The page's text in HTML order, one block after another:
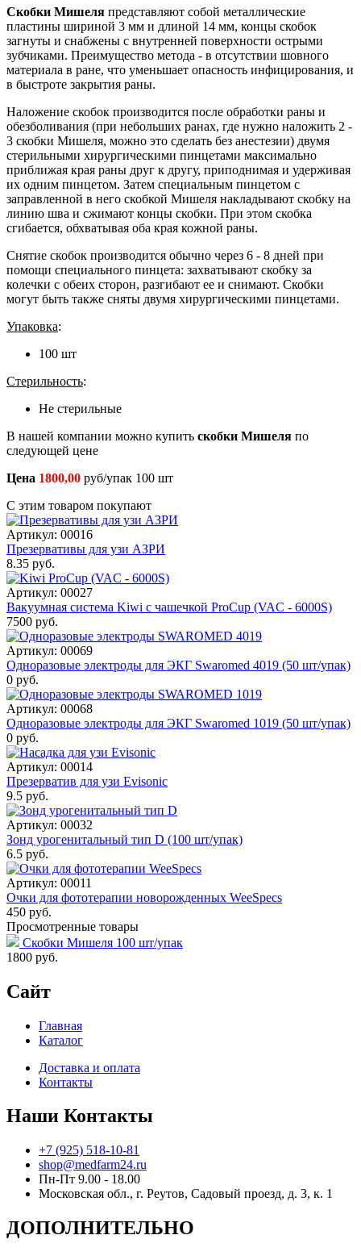
Скобки Мишеля представляют собой металлические
пластины шириной 3 мм и длиной 14 мм, концы скобок
загнуты и снабжены с внутренней поверхности острыми
зубчиками. Преимущество метода - в отсутствии шовного
материала в ране, что уменьшает опасность инфицирования, и
в быстроте закрытия раны.
Наложение скобок производится после обработки раны и
обезболивания (при небольших ранах, где нужно наложить 2 -
3 скобки Мишеля, можно это сделать без анестезии) двумя
стерильными хирургическими пинцетами максимально
приближая края раны друг к другу, приподнимая и удерживая
их одним пинцетом. Затем специальным пинцетом с
заправленной в него скобкой Мишеля накладывают скобку на
линию шва и сжимают концы скобки. При этом скобка
сгибается, обхватывая оба края кожной раны.
Снятие скобок производится обычно через 6 - 8 дней при
помощи специального пинцета: захватывают скобку за
колечки с обеих сторон, разгибают ее и снимают. Скобки
могут быть также сняты двумя хирургическими пинцетами.
Упаковка:
100 шт
Стерильность:
Не стерильные
В нашей компании можно купить скобки Мишеля по
следующей цене
Цена 1800,00 руб/упак 100 шт
С этим товаром покупают
Артикул: 00016
Презервативы для узи АЗРИ
8.35 руб.
Артикул: 00027
Вакуумная система Kiwi с чашечкой ProCup (VAC - 6000S)
7500 руб.
Артикул: 00069
Одноразовые электроды для ЭКГ Swaromed 4019 (50 шт/упак)
0 руб.
Артикул: 00068
Одноразовые электроды для ЭКГ Swaromed 1019 (50 шт/упак)
0 руб.
Артикул: 00014
Презерватив для узи Evisonic
9.5 руб.
Артикул: 00032
Зонд урогенитальный тип D (100 шт/упак)
6.5 руб.
Артикул: 00011
Очки для фототерапии новорожденных WeeSpecs
450 руб.
Просмотренные товары
Скобки Мишеля 100 шт/упак
1800 руб.
Сайт
Главная
Каталог
Доставка и оплата
Контакты
Наши Контакты
+7 (925) 518-10-81
shop@medfarm24.ru
Пн-Пт 9.00 - 18.00
Московская обл., г. Реутов, Садовый проезд, д. 3, к. 1
ДОПОЛНИТЕЛЬНО